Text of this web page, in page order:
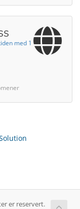
med 1
er reservert.